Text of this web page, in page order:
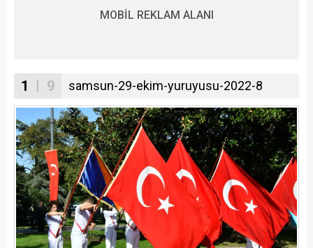
MOBİL REKLAM ALANI
1 | 9 samsun-29-ekim-yuruyusu-2022-8